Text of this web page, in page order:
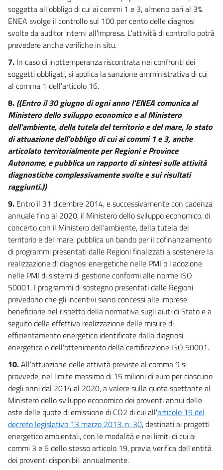
soggetta all'obbligo di cui ai commi 1 e 3, almeno pari al 3%.
ENEA svolge il controllo sul 100 per cento delle diagnosi
svolte da auditor interni all'impresa. L'attività di controllo potrà
prevedere anche verifiche in situ.
7. In caso di inottemperanza riscontrata nei confronti dei
soggetti obbligati, si applica la sanzione amministrativa di cui
al comma 1 dell'articolo 16.
8. ((Entro il 30 giugno di ogni anno l'ENEA comunica al
Ministero dello sviluppo economico e al Ministero
dell'ambiente, della tutela del territorio e del mare, lo stato
di attuazione dell'obbligo di cui ai commi 1 e 3, anche
articolato territorialmente per Regioni e Province
Autonome, e pubblica un rapporto di sintesi sulle attività
diagnostiche complessivamente svolte e sui risultati
raggiunti.))
9. Entro il 31 dicembre 2014, e successivamente con cadenza
annuale fino al 2020, il Ministero dello sviluppo economico, di
concerto con il Ministero dell'ambiente, della tutela del
territorio e del mare, pubblica un bando per il cofinanziamento
di programmi presentati dalle Regioni finalizzati a sostenere la
realizzazione di diagnosi energetiche nelle PMI o l'adozione
nelle PMI di sistemi di gestione conformi alle norme ISO
50001. I programmi di sostegno presentati dalle Regioni
prevedono che gli incentivi siano concessi alle imprese
beneficiarie nel rispetto della normativa sugli aiuti di Stato e a
seguito della effettiva realizzazione delle misure di
efficientamento energetico identificate dalla diagnosi
energetica o dell'ottenimento della certificazione ISO 50001.
10.All'attuazione delle attività previste al comma 9 si
provvede, nel limite massimo di 15 milioni di euro per ciascuno
degli anni dal 2014 al 2020, a valere sulla quota spettante al
Ministero dello sviluppo economico dei proventi annui delle
aste delle quote di emissione di CO2 di cui all'articolo 19 del
decreto legislativo 13 marzo 2013, n. 30, destinati ai progetti
energetico ambientali, con le modalità e nei limiti di cui ai
commi 3 e 6 dello stesso articolo 19, previa verifica dell'entità
dei proventi disponibili annualmente.